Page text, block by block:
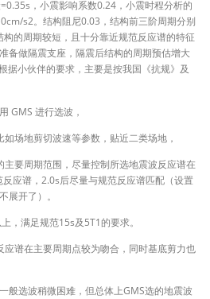
，小震影响系数0.24，小震时程分析的
s2。结构阻尼0.03，结构前三阶周期分别
的周期较短，且十分靠近规范反应谱的特征
备做隔震支座，隔震后结构的周期预估增大
据小伙伴的要求，主要是按我国《抗规》及
GMS 进行选波，
如场地剪切波速等参数，贴近二类场地，
主要周期范围，尽量控制所选地震波反应谱在
应谱，2.0s后尽量与规范反应谱匹配（设置
展开了）。
，满足规范15s及5T1的要求。
应谱在主要周期点较为吻合，同时基底剪力也
般选波稍微困难，但总体上GMS选的地震波